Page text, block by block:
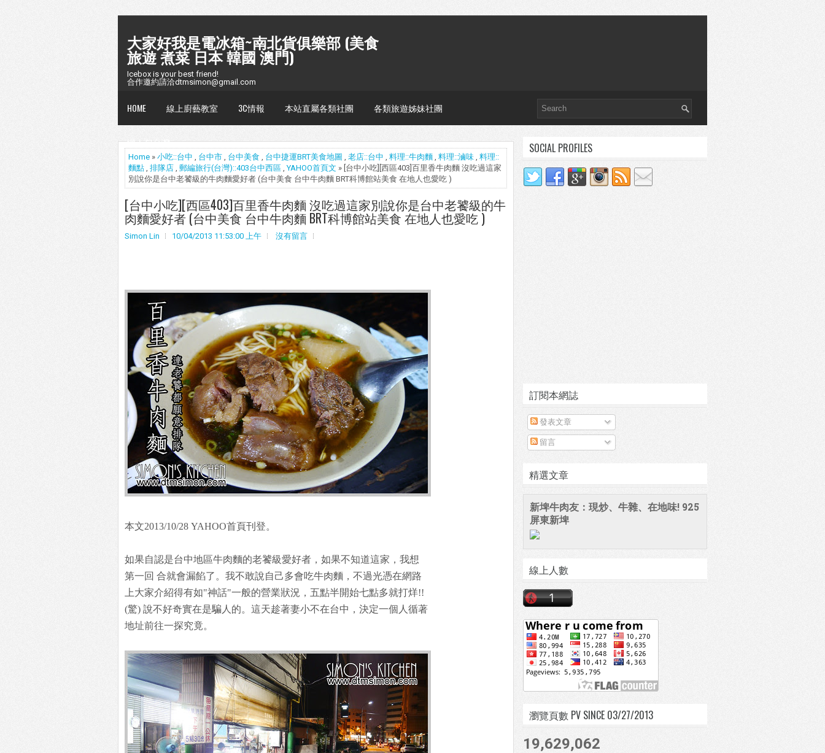
大家好我是電冰箱~南北貨俱樂部 (美食
旅遊 煮菜 日本 韓國 澳門)
Icebox is your best friend!
合作邀約請洽dtmsimon@gmail.com
HOME 線上廚藝教室 3C情報 本站直屬各類社團 各類旅遊姊妹社團
懶人包台灣
Home » 小吃::台中 , 台中市 , 台中美食 , 台中捷運BRT美食地圖 , 老店::台中 , 料理::牛肉麵 , 料理::滷味 , 料理::
麵點 , 排隊店 , 郵編旅行(台灣)::403台中西區 ,YAHOO首頁文 » [台中小吃][西區403]百里香牛肉麵 沒吃過這家
別說你是台中老饕級的牛肉麵愛好者 (台中美食 台中牛肉麵 BRT科博館站美食 在地人也愛吃 )
[台中小吃][西區403]百里香牛肉麵 沒吃過這家別說你是台中老饕級的牛
肉麵愛好者 (台中美食 台中牛肉麵 BRT科博館站美食 在地人也愛吃 )
Simon Lin 10/04/2013 11:53:00 上午 沒有留言
本文2013/10/28 YAHOO首頁刊登。
如果自認是台中地區牛肉麵的老饕級愛好者，如果不知道這家，我想
第一回 合就會漏餡了。我不敢說自己多會吃牛肉麵，不過光憑在網路
上大家介紹得有如"神話"一般的營業狀況，五點半開始七點多就打烊!!
(驚) 說不好奇實在是騙人的。這天趁著妻小不在台中，決定一個人循著
地址前往一探究竟。
SOCIAL PROFILES
訂閱本網誌
發表文章
留言
精選文章
新埤牛肉友：現炒、牛雜、在地味! 925
屏東新埤
線上人數
瀏覽頁數 PV SINCE 03/27/2013
19,629,062